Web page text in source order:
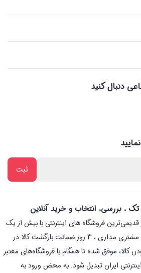
دنبال کنید
تک ، بررسی، انتخاب و خرید آنلاین
فروشگاه های اینترنتی با بیش از یک
دهه تجربه، با پایبندی به اصل مشتری مداری ، 3 روز ضمانت بازگشت کالا در
موفق شده تا همگام با فروشگاه‌های معتبر
ایران تبدیل شود. به محض ورود به